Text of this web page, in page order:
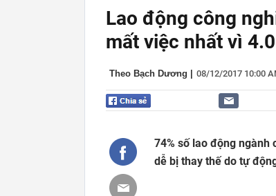
Lao động công
mất việc nhất vì 4.0
Theo Bạch Dương 08/12/2017 10:00
74% số lao động ngành
dễ bị thay thế do tự